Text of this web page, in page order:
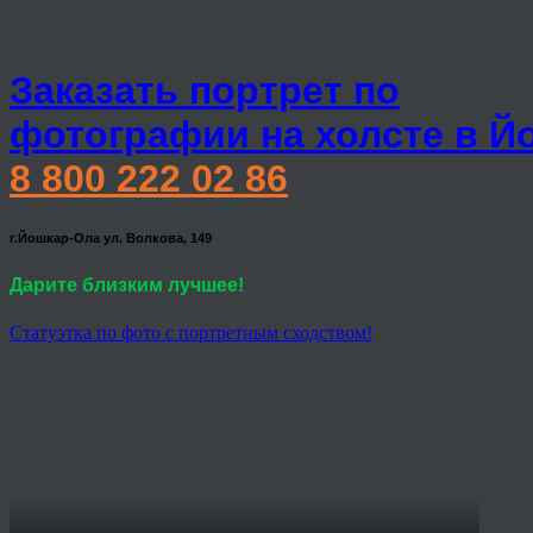
Заказать портрет по
фотографии на холсте в
8 800 222 02 86
г.Йошкар-Ола ул. Волкова, 149
Дарите близким лучшее!
Статуэтка по фото с портретным сходством!